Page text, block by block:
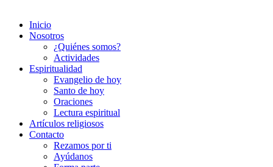
Inicio
Nosotros
¿Quiénes somos?
Actividades
Espiritualidad
Evangelio de hoy
Santo de hoy
Oraciones
Lectura espiritual
Artículos religiosos
Contacto
Rezamos por ti
Ayúdanos